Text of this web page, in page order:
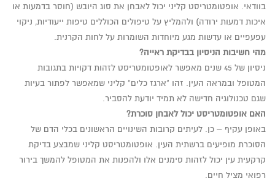
בוודאי. אופטומטריסט קליני יכול לאבחן את סוג היובש (חוסר בדמעות או
איכות דמעות ירודה) ולהמליץ על טיפולים הכוללים טיפות ייעודיות, ניקוי
עפעפיים או עדשות מגע מיוחדות השומרות על לחות הקרנית.
מהי חשיבות הניסיון בבדיקת ראייה?
ניסיון של 45 שנים מאפשר לאופטומטריסט לזהות דקויות בתגובות
המטופל ובמראה העין. זהו “ארגז כלים” קליני שמאפשר לפתור בעיות
שגם טכנולוגיה חדישה לא תמיד יודעת להסביר.
האם אופטומטריסט יכול לאבחן סוכרת?
באופן עקיף – כן. לעיתים קרובות השינויים הראשונים בכלי הדם של
הסוכרת מופיעים ברשתית העין. אופטומטריסט קליני שמבצע בדיקת
קרקעית עין יכול לזהות סימנים אלו ולהפנות את המטופל להמשך בירור
רפואי מציל חיים.